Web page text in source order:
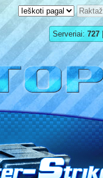
Serveriai: 727